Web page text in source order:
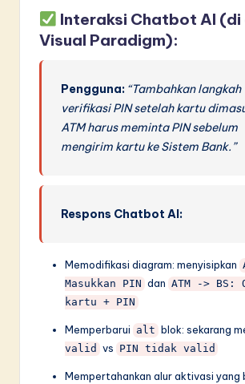
Interaksi Chatbot AI (di
Visual Paradigm):
Pengguna: “Tambahkan langkah
verifikasi PIN setelah kartu
ATM harus meminta PIN sebelum
mengirim kartu ke Sistem Bank.”
Respons Chatbot AI:
Memodifikasi diagram: menyisipkan
Masukkan PIN dan ATM -> BS:
kartu + PIN
Memperbarui alt blok: sekarang
valid vs PIN tidak valid
Mempertahankan alur aktivasi yang